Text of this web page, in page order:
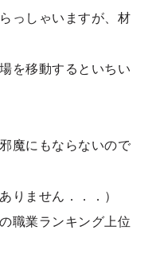
っしゃいますが、材
を移動するといちい
魔にもならないので
りません．．．）
職業ランキング上位